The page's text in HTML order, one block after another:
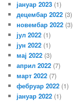
јануар 2023 (1)
децембар 2022 (3)
новембар 2022 (3)
јул 2022 (1)
јун 2022 (1)
мај 2022 (3)
април 2022 (7)
март 2022 (7)
фебруар 2022 (1)
јануар 2022 (1)